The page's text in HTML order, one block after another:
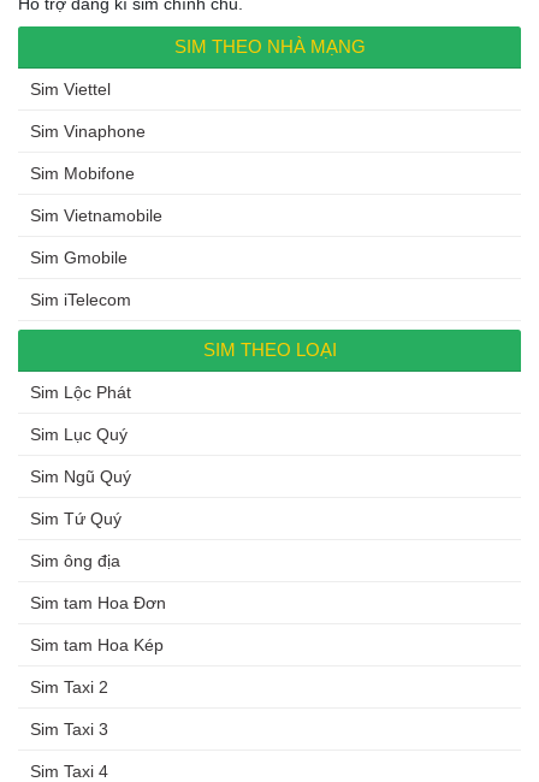
SIM THEO NHÀ MẠNG
Sim Viettel
Sim Vinaphone
Sim Mobifone
Sim Vietnamobile
Sim Gmobile
Sim iTelecom
SIM THEO LOẠI
Sim Lộc Phát
Sim Lục Quý
Sim Ngũ Quý
Sim Tứ Quý
Sim ông địa
Sim tam Hoa Đơn
Sim tam Hoa Kép
Sim Taxi 2
Sim Taxi 3
Sim Taxi 4